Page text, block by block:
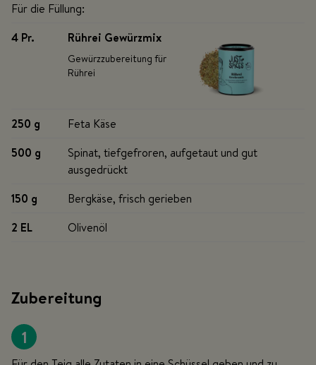
Für die Füllung:
4 Pr. Rührei Gewürzmix
Gewürzzubereitung für
Rührei
250 g
Feta Käse
500 g
Spinat, tiefgefroren, aufgetaut und gut
ausgedrückt
150 g
Bergkäse, frisch gerieben
2 EL
Olivenöl
Zubereitung
1